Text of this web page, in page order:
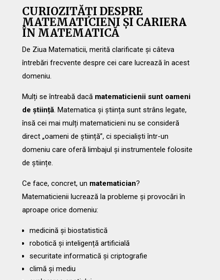
CURIOZITĂȚI DESPRE
MATEMATICIENI ȘI CARIERA
ÎN MATEMATICĂ
De Ziua Matematicii, merită clarificate și câteva
întrebări frecvente despre cei care lucrează în acest
domeniu.
Mulți se întreabă dacă matematicienii sunt oameni
de știință. Matematica și știința sunt strâns legate,
însă cei mai mulți matematicieni nu se consideră
direct „oameni de știință”, ci specialiști într-un
domeniu care oferă limbajul și instrumentele folosite
de științe.
Ce face, concret, un matematician?
Matematicienii lucrează la probleme și provocări în
aproape orice domeniu:
medicină și biostatistică
robotică și inteligență artificială
securitate informatică și criptografie
climă și mediu